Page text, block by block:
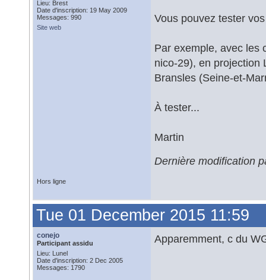
Lieu: Brest
Date d'inscription: 19 May 2009
Messages: 990
Site web
Vous pouvez tester
Par exemple, avec les
nico-29), en projection
Bransles (Seine-et-
À tester...
Martin
Dernière modification
Hors ligne
Tue 01 December 2015 11:59
conejo
Participant assidu
Lieu: Lunel
Date d'inscription: 2 Dec 2005
Messages: 1790
Apparemment, c du